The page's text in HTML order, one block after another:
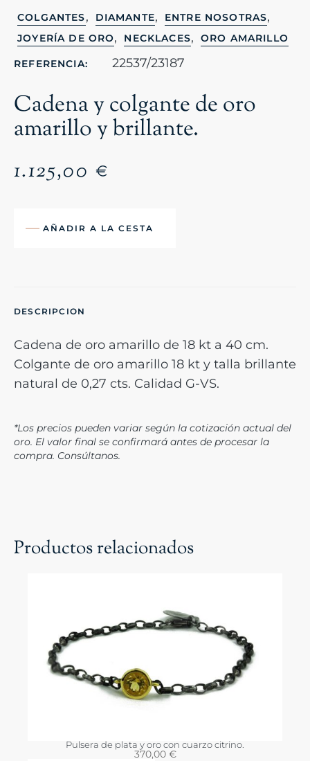
COLGANTES, DIAMANTE, ENTRE NOSOTRAS,
JOYERÍA DE ORO, NECKLACES, ORO AMARILLO
REFERENCIA: 22537/23187
Cadena y colgante de oro
amarillo y brillante.
1.125,00 €
AÑADIR A LA CESTA
DESCRIPCION
Cadena de oro amarillo de 18 kt a 40 cm.
Colgante de oro amarillo 18 kt y talla brillante
natural de 0,27 cts. Calidad G-VS.
*Los precios pueden variar según la cotización actual del
oro. El valor final se confirmará antes de procesar la
compra. Consúltanos.
Productos relacionados
Pulsera de plata y oro con cuarzo citrino.
370,00 €